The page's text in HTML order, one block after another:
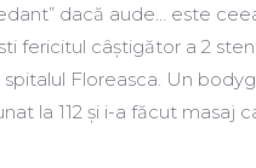
dacă aude… este
fericitul câștigător a 2
Floreasca. Un
la 112 și i-a făcut masaj